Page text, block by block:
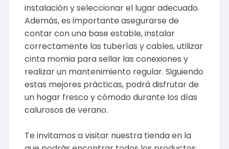
instalación y seleccionar el lugar adecuado.
Además, es importante asegurarse de
contar con una base estable, instalar
correctamente las tuberías y cables, utilizar
cinta momia para sellar las conexiones y
realizar un mantenimiento regular. Siguiendo
estas mejores prácticas, podrá disfrutar de
un hogar fresco y cómodo durante los días
calurosos de verano.
Te invitamos a visitar nuestra tienda en la